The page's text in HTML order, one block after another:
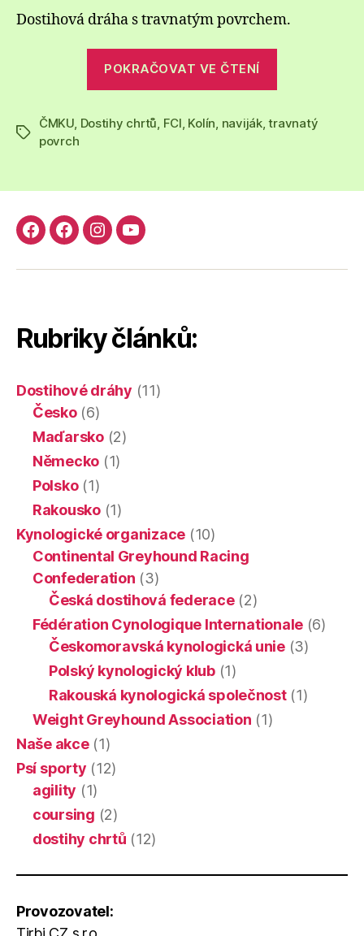
Dostihová dráha s travnatým povrchem.
POKRAČOVAT VE ČTENÍ
Česko“
Štítky
ČMKU, Dostihy chrtů, FCI, Kolín, naviják,travnatý
povrch
FacebookFacebook
InstagramYouTube
Rubriky článků:
Dostihové dráhy (11)
Česko(6)
Maďarsko(2)
Německo (1)
Polsko(1)
Rakousko(1)
Kynologické organizace (10)
Continental Greyhound Racing
Confederation (3)
Česká dostihová federace(2)
Fédération Cynologique Internationale (6)
Českomoravská kynologická unie(3)
Polský kynologický klub(1)
Rakouská kynologická společnost(1)
Weight Greyhound Association (1)
Naše akce(1)
Psí sporty (12)
agility (1)
coursing (2)
dostihy chrtů (12)
Provozovatel: